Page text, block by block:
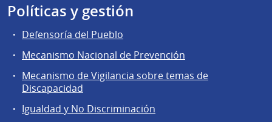
Políticas y gestión
Defensoría del Pueblo
Mecanismo Nacional de Prevención
Mecanismo de Vigilancia sobre temas de
Discapacidad
Igualdad y No Discriminación